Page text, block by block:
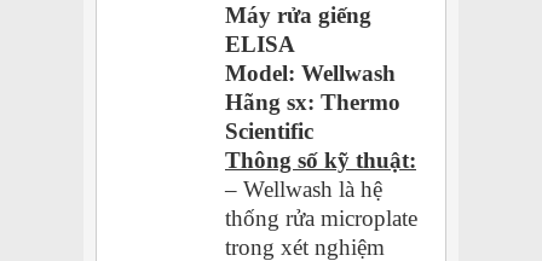
Máy rửa giếng
ELISA
Model: Wellwash
Hãng sx: Thermo
Scientific
Thông số kỹ thuật:
– Wellwash là hệ
thống rửa microplate
trong xét nghiệm